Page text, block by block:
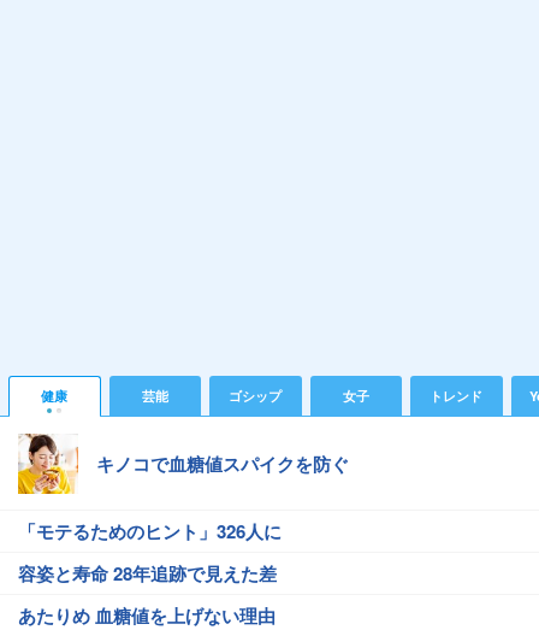
健康 芸能 ゴシップ 女子 トレンド
キノコで血糖値スパイクを防ぐ
「モテるためのヒント」326人に
容姿と寿命 28年追跡で見えた差
あたりめ 血糖値を上げない理由